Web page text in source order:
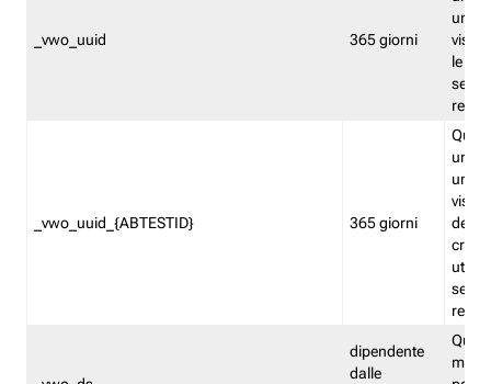
_vwo_uuid 365 giorni
le
_vwo_uuid_{ABTESTID} 365 giorni
un
del
dipendente
dalle